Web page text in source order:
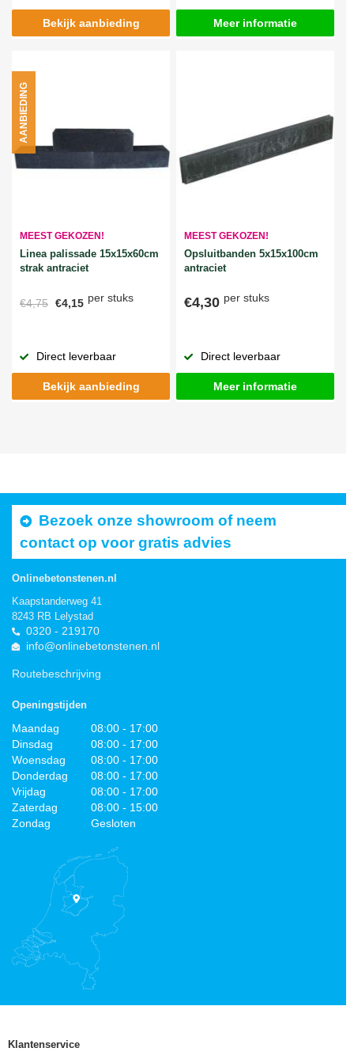
Bekijk aanbieding Meer informatie
MEEST GEKOZEN!
Linea palissade 15x15x60cm
strak antraciet
€4,75 €4,15 per stuks
AANBIEDING
Direct leverbaar
Bekijk aanbieding
MEEST GEKOZEN!
Opsluitbanden 5x15x100cm
antraciet
€4,30 per stuks
Direct leverbaar
Meer informatie
Bezoek onze showroom of neem
contact op voor gratis advies
Onlinebetonstenen.nl
Kaapstanderweg 41
8243 RB Lelystad
0320 - 219170
info@onlinebetonstenen.nl
Routebeschrijving
Openingstijden
Maandag
08:00 - 17:00
Dinsdag
08:00 - 17:00
Woensdag
08:00 - 17:00
Donderdag
08:00 - 17:00
Vrijdag
08:00 - 17:00
Zaterdag
08:00 - 15:00
Zondag
Gesloten
Klantenservice